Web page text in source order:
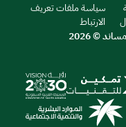
سياسة ملفات تعريف
الارتباط
© 2026